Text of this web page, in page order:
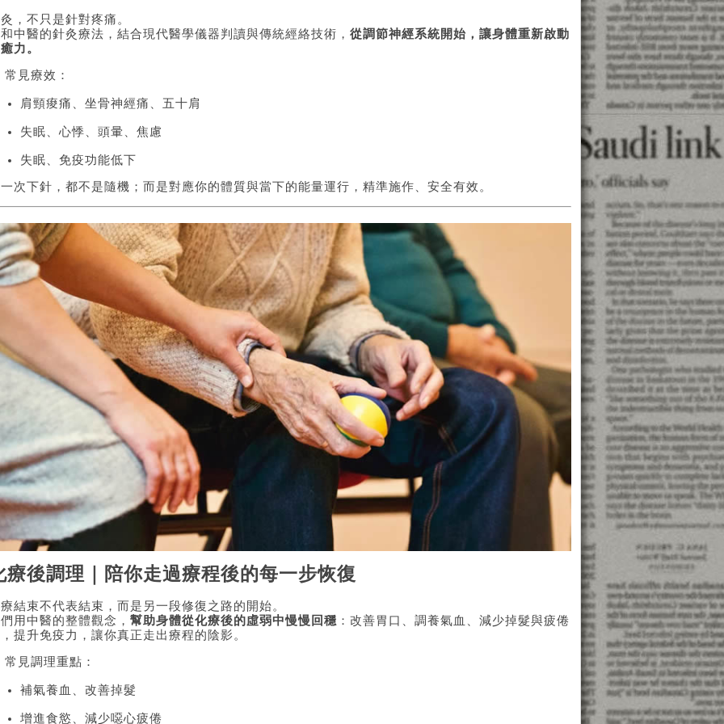
，不只是針對疼痛。
中醫的針灸療法，結合現代醫學儀器判讀與傳統經絡技術， 從調節神經系統開始，讓身體重新啟動
力。
常見療效：
肩頸痠痛、坐骨神經痛、五十肩
失眠、心悸、頭暈、焦慮
失眠、免疫功能低下
次下針，都不是隨機；而是對應你的體質與當下的能量運行，精準施作、安全有效。
療後調理｜陪你走過療程後的每一步恢復
結束不代表結束，而是另一段修復之路的開始。
用中醫的整體觀念， 幫助身體從化療後的虛弱中慢慢回穩 ：改善胃口、調養氣血、減少掉髮與疲倦
提升免疫力，讓你真正走出療程的陰影。
常見調理重點：
補氣養血、改善掉髮
增進食慾、減少噁心疲倦